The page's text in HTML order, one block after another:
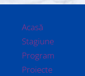
Acasă
Stagiune
Program
Proiecte